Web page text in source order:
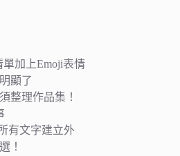
單加上Emoji表情
顯了
整理作品集！
有文字建立外
！